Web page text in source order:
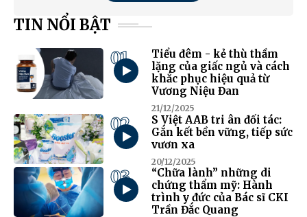
TIN NỔI BẬT
01
Tiểu đêm - kẻ thù thầm
lặng của giấc ngủ và cách
khắc phục hiệu quả từ
Vương Niệu Đan
21/12/2025
02
S Việt AAB tri ân đối tác:
Gắn kết bền vững, tiếp sức
vươn xa
20/12/2025
03
“Chữa lành” những di
chứng thẩm mỹ: Hành
trình y đức của Bác sĩ CKI
Trần Đắc Quang